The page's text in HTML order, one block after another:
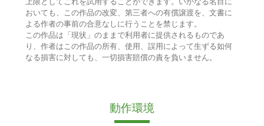
おいても、この作品の改変、第三者への有償譲渡を、文書に
よる作者の事前の合意なしに行うことを禁じます。
この作品は「現状」のままで利用者に提供されるものであ
り、作者はこの作品の所有、使用、誤用によって生ずる如何
なる損害に対しても、一切損害賠償の責を負いません。
動作環境